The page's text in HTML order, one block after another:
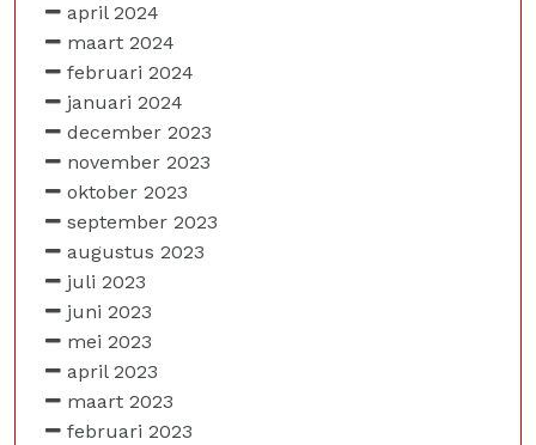
april 2024
maart 2024
februari 2024
januari 2024
december 2023
november 2023
oktober 2023
september 2023
augustus 2023
juli 2023
juni 2023
mei 2023
april 2023
maart 2023
februari 2023